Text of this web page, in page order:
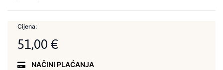
Cijena:
51,00 €
NAČINI PLAĆANJA